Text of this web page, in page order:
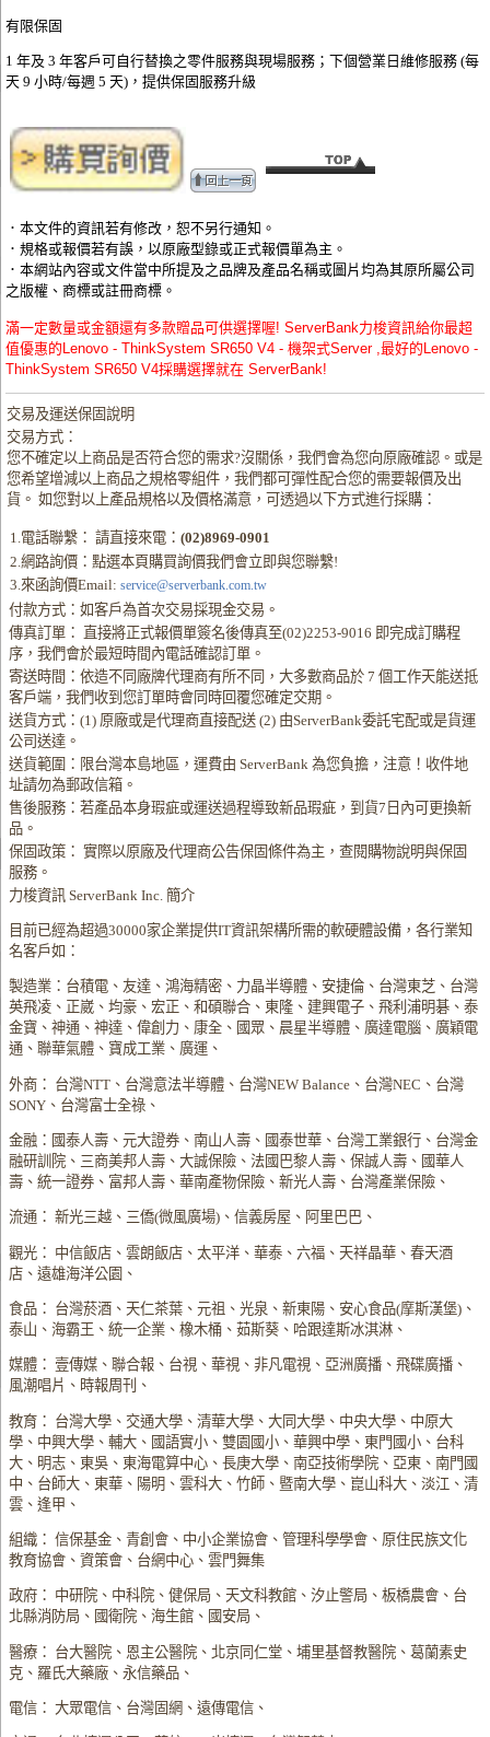
有限保固
1 年及 3 年客戶可自行替換之零件服務與現場服務；下個營業日維修服務 (每
天 9 小時/每週 5 天)，提供保固服務升級
．本文件的資訊若有修改，恕不另行通知。
．規格或報價若有誤，以原廠型錄或正式報價單為主。
．本網站內容或文件當中所提及之品牌及產品名稱或圖片均為其原所屬公司
之版權、商標或註冊商標。
滿一定數量或金額還有多款贈品可供選擇喔! ServerBank力梭資訊給你最超
值優惠的Lenovo - ThinkSystem SR650 V4 - 機架式Server ,最好的Lenovo -
ThinkSystem SR650 V4採購選擇就在 ServerBank!
交易及運送保固說明
交易方式：
您不確定以上商品是否符合您的需求?沒關係，我們會為您向原廠確認。或是
您希望增減以上商品之規格零組件，我們都可彈性配合您的需要報價及出
貨。 如您對以上產品規格以及價格滿意，可透過以下方式進行採購：
1.電話聯繫： 請直接來電：(02)8969-0901
2.網路詢價：點選本頁購買詢價我們會立即與您聯繫!
3.來函詢價Email: service@serverbank.com.tw
付款方式：如客戶為首次交易採現金交易。
傳真訂單： 直接將正式報價單簽名後傳真至(02)2253-9016 即完成訂購程
序，我們會於最短時間內電話確認訂單。
寄送時間：依造不同廠牌代理商有所不同，大多數商品於 7 個工作天能送抵
客戶端，我們收到您訂單時會同時回覆您確定交期。
送貨方式：(1) 原廠或是代理商直接配送 (2) 由ServerBank委託宅配或是貨運
公司送達。
送貨範圍：限台灣本島地區，運費由 ServerBank 為您負擔，注意！收件地
址請勿為郵政信箱。
售後服務：若產品本身瑕疵或運送過程導致新品瑕疵，到貨7日內可更換新
品。
保固政策： 實際以原廠及代理商公告保固條件為主，查閱購物說明與保固
服務。
力梭資訊 ServerBank Inc. 簡介
目前已經為超過30000家企業提供IT資訊架構所需的軟硬體設備，各行業知
名客戶如：
製造業：台積電、友達、鴻海精密、力晶半導體、安捷倫、台灣東芝、台灣
英飛凌、正崴、均豪、宏正、和碩聯合、東隆、建興電子、飛利浦明碁、泰
金寶、神通、神達、偉創力、康全、國眾、晨星半導體、廣達電腦、廣穎電
通、聯華氣體、寶成工業、廣運、
外商： 台灣NTT、台灣意法半導體、台灣NEW Balance、台灣NEC、台灣
SONY、台灣富士全祿、
金融：國泰人壽、元大證券、南山人壽、國泰世華、台灣工業銀行、台灣金
融研訓院、三商美邦人壽、大誠保險、法國巴黎人壽、保誠人壽、國華人
壽、統一證券、富邦人壽、華南產物保險、新光人壽、台灣產業保險、
流通： 新光三越、三僑(微風廣場)、信義房屋、阿里巴巴、
觀光： 中信飯店、雲朗飯店、太平洋、華泰、六福、天祥晶華、春天酒
店、遠雄海洋公園、
食品： 台灣菸酒、天仁茶葉、元祖、光泉、新東陽、安心食品(摩斯漢堡)、
泰山、海霸王、統一企業、橡木桶、茹斯葵、哈跟達斯冰淇淋、
媒體： 壹傳媒、聯合報、台視、華視、非凡電視、亞洲廣播、飛碟廣播、
風潮唱片、時報周刊、
教育： 台灣大學、交通大學、清華大學、大同大學、中央大學、中原大
學、中興大學、輔大、國語實小、雙園國小、華興中學、東門國小、台科
大、明志、東吳、東海電算中心、長庚大學、南亞技術學院、亞東、南門國
中、台師大、東華、陽明、雲科大、竹師、暨南大學、崑山科大、淡江、清
雲、逢甲、
組織： 信保基金、青創會、中小企業協會、管理科學學會、原住民族文化
教育協會、資策會、台網中心、雲門舞集
政府： 中研院、中科院、健保局、天文科教館、汐止警局、板橋農會、台
北縣消防局、國衛院、海生館、國安局、
醫療： 台大醫院、恩主公醫院、北京同仁堂、埔里基督教醫院、葛蘭素史
克、羅氏大藥廠、永信藥品、
電信： 大眾電信、台灣固網、遠傳電信、